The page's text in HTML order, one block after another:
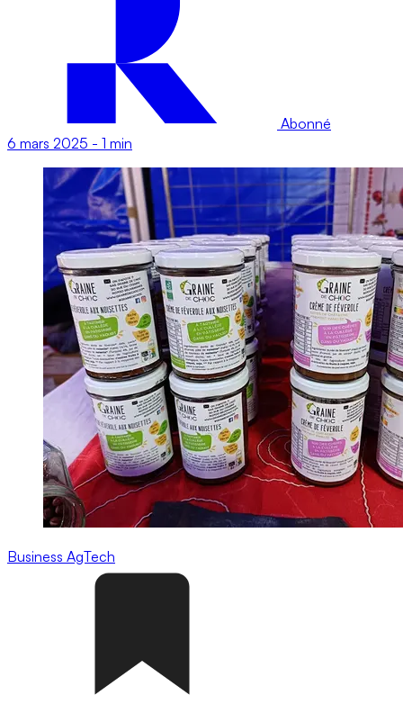
Abonné
6 mars 2025 - 1 min
Business AgTech